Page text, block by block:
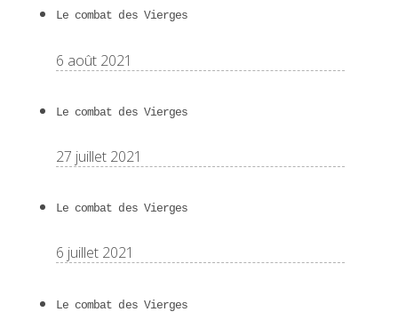
Le combat des Vierges
6 août 2021
Le combat des Vierges
27 juillet 2021
Le combat des Vierges
6 juillet 2021
Le combat des Vierges